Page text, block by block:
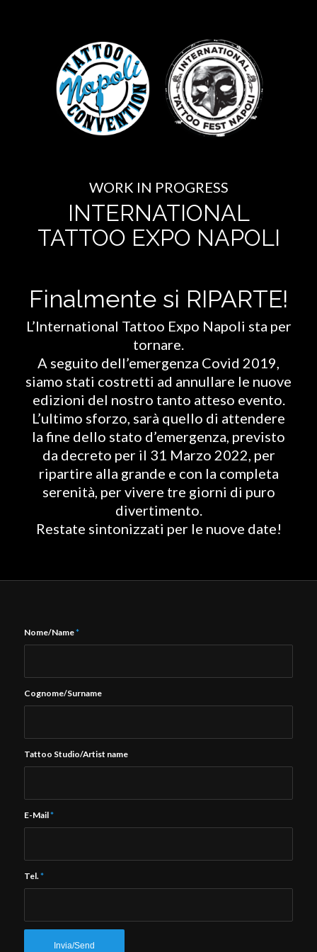
WORK IN PROGRESS
INTERNATIONAL
TATTOO EXPO NAPOLI
Finalmente si RIPARTE!
L’International Tattoo Expo Napoli sta per
tornare.
A seguito dell’emergenza Covid 2019,
siamo stati costretti ad annullare le nuove
edizioni del nostro tanto atteso evento.
L’ultimo sforzo, sarà quello di attendere
la fine dello stato d’emergenza, previsto
da decreto per il 31 Marzo 2022, per
ripartire alla grande e con la completa
serenità, per vivere tre giorni di puro
divertimento.
Restate sintonizzati per le nuove date!
Nome/Name*
Cognome/Surname
Tattoo Studio/Artist name
E-Mail*
Tel.*